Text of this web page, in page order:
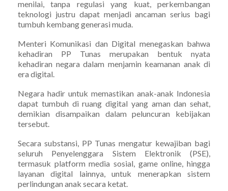
menilai, tanpa regulasi yang kuat, perkembangan
teknologi justru dapat menjadi ancaman serius bagi
tumbuh kembang generasi muda.
Menteri Komunikasi dan Digital menegaskan bahwa
kehadiran PP Tunas merupakan bentuk nyata
kehadiran negara dalam menjamin keamanan anak di
era digital.
Negara hadir untuk memastikan anak-anak Indonesia
dapat tumbuh di ruang digital yang aman dan sehat,
demikian disampaikan dalam peluncuran kebijakan
tersebut.
Secara substansi, PP Tunas mengatur kewajiban bagi
seluruh Penyelenggara Sistem Elektronik (PSE),
termasuk platform media sosial, game online, hingga
layanan digital lainnya, untuk menerapkan sistem
perlindungan anak secara ketat.